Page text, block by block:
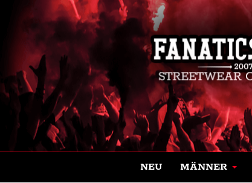
NEU MÄNNER